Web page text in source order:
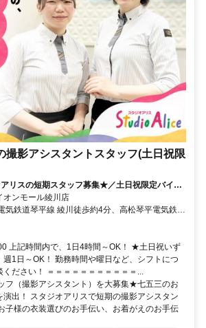
撮影アシスタントスタッフ(土日祝限
リスの短期スタッフ募集★／土日祝限定バイト
ンモール綾川店
気鉄道琴平線 綾川徒歩約4分、高松琴平電気鉄道
分、高松琴平電気鉄道琴平線 陶徒歩約23分 高松
駅より徒歩3分
上記時間内で、1日4時間～OK！ ★土日祝いず
週1日～OK！ 勤務時間や曜日など、シフトにつ
ください！ ＝＝＝＝＝＝＝＝＝＝＝...
フ（撮影アシスタント）を大募集★七五三のお
演出！ スタジオアリスで短期の撮影アシスタン
子様の衣装選びのお手伝い、お着がえのお手伝